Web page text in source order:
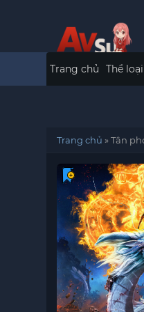
Trang chủ Thể loại
Trang chủ »Tân